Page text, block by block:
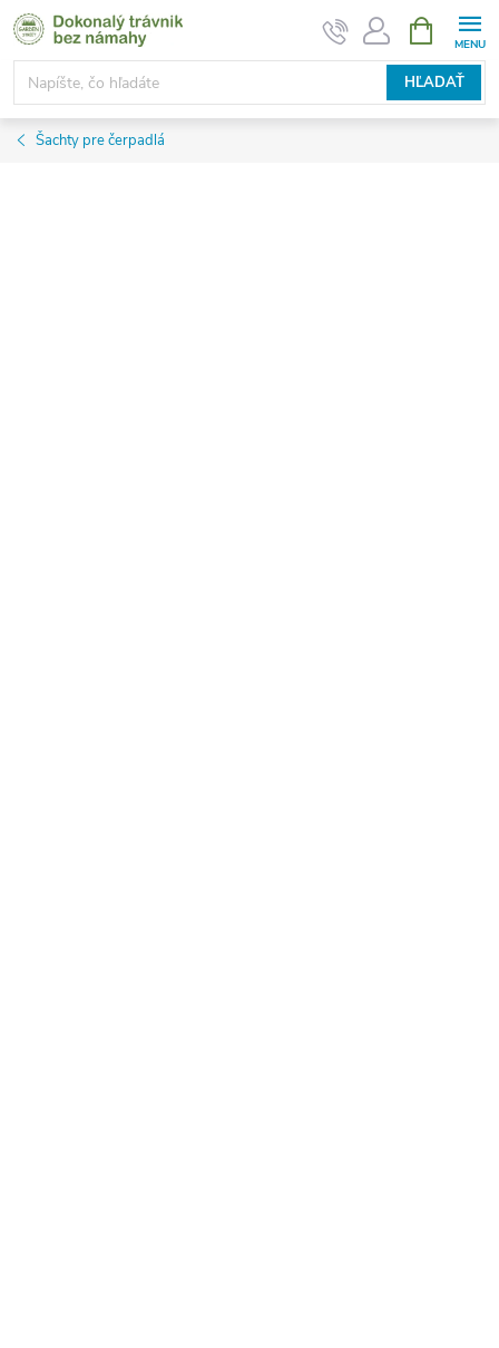
Prejsť
na
obsah
HĽADAŤ
KOŠÍK
Šachty pre čerpadlá